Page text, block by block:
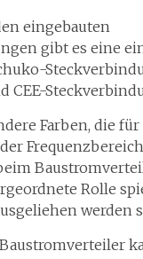
eingebauten
gibt es eine
CEE-
Farben, die für
Rolle
werden